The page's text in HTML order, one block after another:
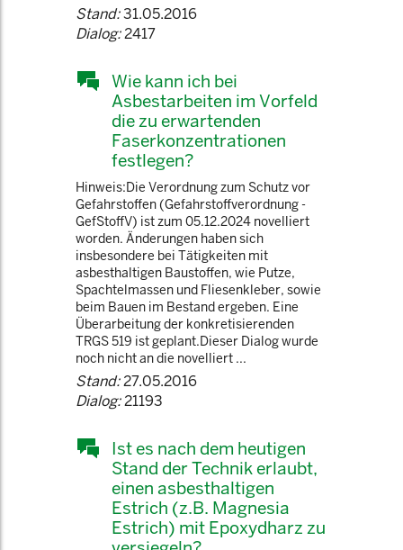
Stand:31.05.2016
Dialog:2417
Wie kann ich bei
Asbestarbeiten im Vorfeld
die zu erwartenden
Faserkonzentrationen
festlegen?
Hinweis:Die Verordnung zum Schutz vor
Gefahrstoffen (Gefahrstoffverordnung -
GefStoffV) ist zum 05.12.2024 novelliert
worden. Änderungen haben sich
insbesondere bei Tätigkeiten mit
asbesthaltigen Baustoffen, wie Putze,
Spachtelmassen und Fliesenkleber, sowie
beim Bauen im Bestand ergeben. Eine
Überarbeitung der konkretisierenden
TRGS 519 ist geplant.Dieser Dialog wurde
noch nicht an die novelliert ...
Stand:27.05.2016
Dialog:21193
Ist es nach dem heutigen
Stand der Technik erlaubt,
einen asbesthaltigen
Estrich (z.B. Magnesia
Estrich) mit Epoxydharz zu